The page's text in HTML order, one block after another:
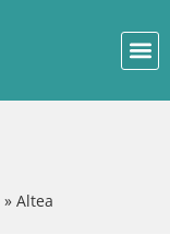
» Altea